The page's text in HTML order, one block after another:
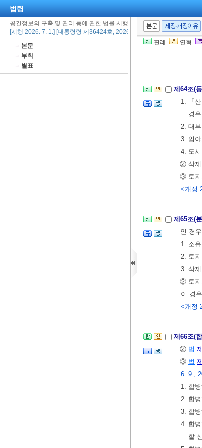
법령
공간정보의 구축 및 관리 등에 관한 법률 시행령
[시행 2026. 7. 1.] [대통령령 제36424호, 2026. 6. 23., 타법개정]
본문
부칙
별표
본문 제정·개정이유
판례 연혁
제3절 토지
제64조(
1. 「
경우
2. 대
3. 임
4. 도
② 삭제
③ 토지
<개정
제65조(
인 경
1. 소
2. 토
3. 삭제
② 토지
이 경우
<개정
제66조(
② 법
③ 법
6. 9.,
1. 합
2. 합
3. 합
4. 합
할